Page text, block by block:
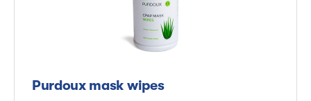
Purdoux mask wipes